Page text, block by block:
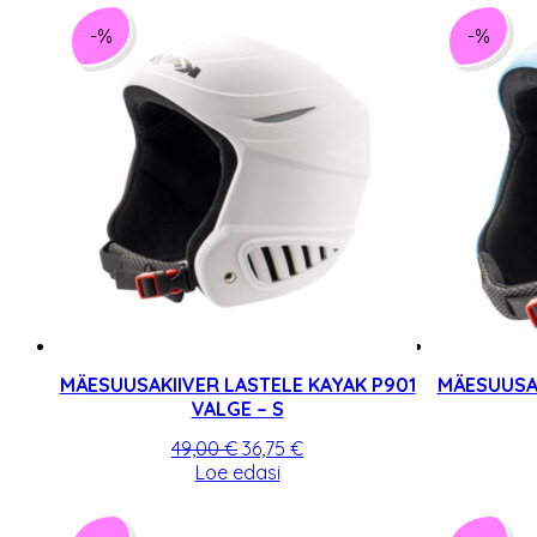
-%
MÄESUUSAKIIVER LASTELE KAYAK P901
VALGE – S
49,00€ Algne
hind
36,75 €Praegune
Loe edasi
-%